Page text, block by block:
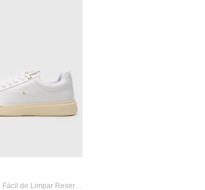
Tênis Material Fácil de Limpar Reserva W...